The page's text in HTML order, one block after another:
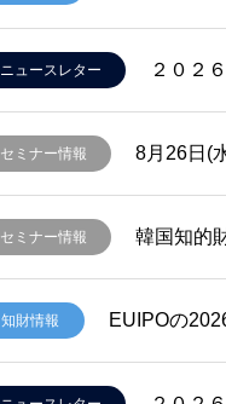
ニュースレター ２０２
セミナー情報 8月26日(
セミナー情報 韓国知的
知財情報 EUIPOの